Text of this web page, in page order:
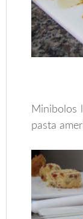
Minibolos
pasta